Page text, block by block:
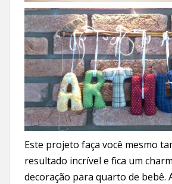
Este projeto faça você mesmo
resultado incrível e fica um
decoração para quarto de bebê.